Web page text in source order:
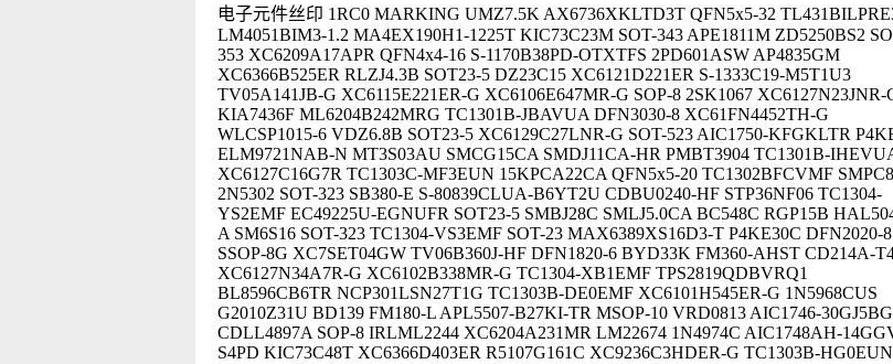
电子元件丝印 1RC0 MARKING UMZ7.5K AX6736XKLTD3T QFN5x5-32
LM4051BIM3-1.2 MA4EX190H1-1225T KIC73C23M SOT-343 APE1811M ZD5250BS2
353 XC6209A17APR QFN4x4-16 S-1170B38PD-OTXTFS 2PD601ASW AP4835GM
XC6366B525ER RLZJ4.3B SOT23-5 DZ23C15 XC6121D221ER S-1333C19-M5T1U3
TV05A141JB-G XC6115E221ER-G XC6106E647MR-G SOP-8 2SK1067 XC6127N23JNR-
KIA7436F ML6204B242MRG TC1301B-JBAVUA DFN3030-8 XC61FN4452TH-G
WLCSP1015-6 VDZ6.8B SOT23-5 XC6129C27LNR-G SOT-523 AIC1750-KFGKLTR
ELM9721NAB-N MT3S03AU SMCG15CA SMDJ11CA-HR PMBT3904 TC1301B-
XC6127C16G7R TC1303C-MF3EUN 15KPCA22CA QFN5x5-20 TC1302BFCVMF
2N5302 SOT-323 SB380-E S-80839CLUA-B6YT2U CDBU0240-HF STP36NF06 TC1304-
YS2EMF EC49225U-EGNUFR SOT23-5 SMBJ28C SMLJ5.0CA BC548C RGP15B
A SM6S16 SOT-323 TC1304-VS3EMF SOT-23 MAX6389XS16D3-T P4KE30C DFN2020-8
SSOP-8G XC7SET04GW TV06B360J-HF DFN1820-6 BYD33K FM360-AHST CD214A-
XC6127N34A7R-G XC6102B338MR-G TC1304-XB1EMF TPS2819QDBVRQ1
BL8596CB6TR NCP301LSN27T1G TC1303B-DE0EMF XC6101H545ER-G 1N5968CUS
G2010Z31U BD139 FM180-L APL5507-B27KI-TR MSOP-10 VRD0813 AIC1746-30GJ5BG
CDLL4897A SOP-8 IRLML2244 XC6204A231MR LM22674 1N4974C AIC1748AH-
S4PD KIC73C48T XC6366D403ER R5107G161C XC9236C3HDER-G TC1303B-HG0EUN